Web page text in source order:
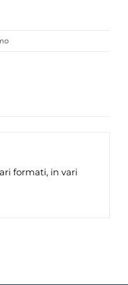
formati, in vari